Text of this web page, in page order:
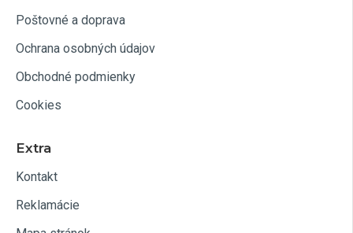
Poštovné a doprava
Ochrana osobných údajov
Obchodné podmienky
Cookies
Extra
Kontakt
Reklamácie